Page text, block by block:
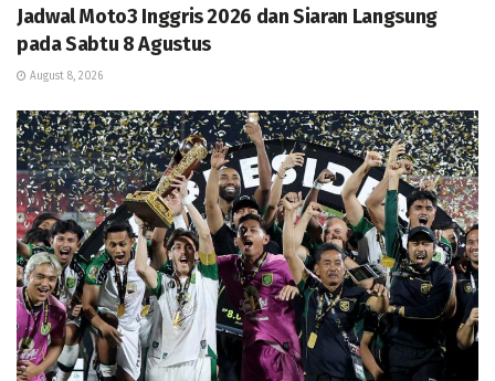
Jadwal Moto3 Inggris 2026 dan Siaran Langsung
pada Sabtu 8 Agustus
August 8, 2026